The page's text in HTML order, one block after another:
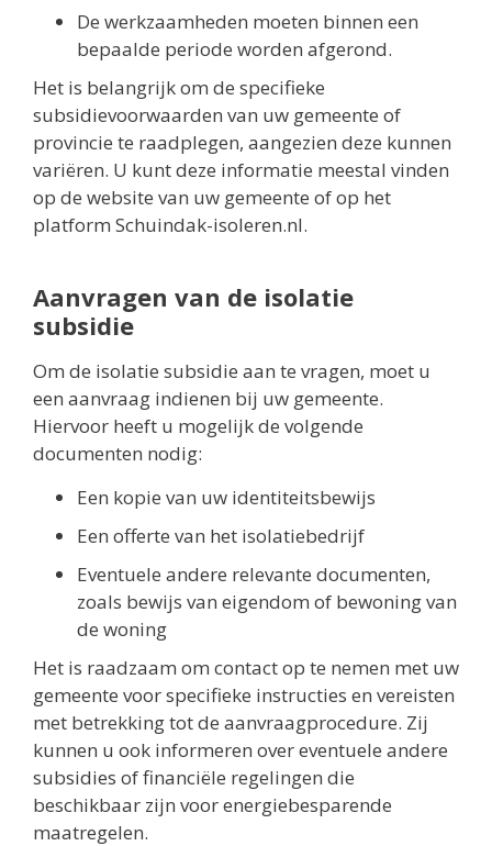
De werkzaamheden moeten binnen een
bepaalde periode worden afgerond.
Het is belangrijk om de specifieke
subsidievoorwaarden van uw gemeente of
provincie te raadplegen, aangezien deze kunnen
variëren. U kunt deze informatie meestal vinden
op de website van uw gemeente of op het
platform Schuindak-isoleren.nl.
Aanvragen van de isolatie
subsidie
Om de isolatie subsidie aan te vragen, moet u
een aanvraag indienen bij uw gemeente.
Hiervoor heeft u mogelijk de volgende
documenten nodig:
Een kopie van uw identiteitsbewijs
Een offerte van het isolatiebedrijf
Eventuele andere relevante documenten,
zoals bewijs van eigendom of bewoning van
de woning
Het is raadzaam om contact op te nemen met uw
gemeente voor specifieke instructies en vereisten
met betrekking tot de aanvraagprocedure. Zij
kunnen u ook informeren over eventuele andere
subsidies of financiële regelingen die
beschikbaar zijn voor energiebesparende
maatregelen.